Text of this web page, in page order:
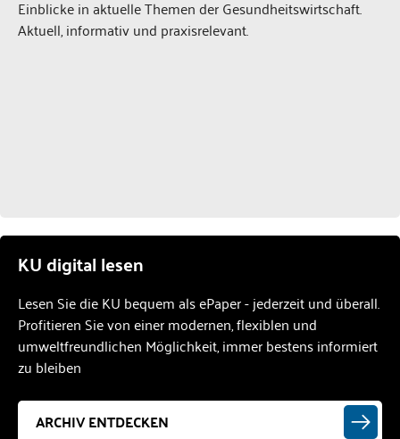
Einblicke in aktuelle Themen der Gesundheitswirtschaft.
Aktuell, informativ und praxisrelevant.
KU digital lesen
Lesen Sie die KU bequem als ePaper - jederzeit und überall.
Profitieren Sie von einer modernen, flexiblen und
umweltfreundlichen Möglichkeit, immer bestens informiert
zu bleiben
ARCHIV ENTDECKEN